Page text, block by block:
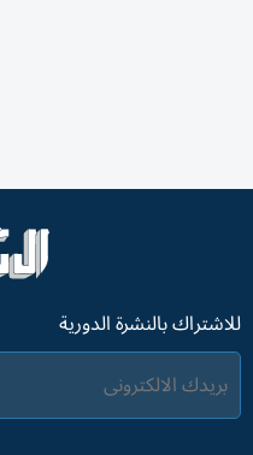
للاشتراك بالنشرة الدورية